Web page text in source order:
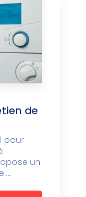
de
pour
un